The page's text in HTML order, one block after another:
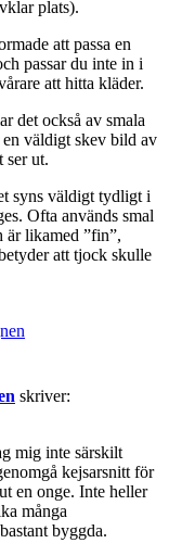
plats).
att passa en
passar du inte in i
att hitta kläder.
det också av smala
väldigt skev bild av
ser ut.
syns väldigt tydligt i
Ofta används smal
är likamed ”fin”,
att tjock skulle
skriver:
mig inte särskilt
kejsarsnitt för
en onge. Inte heller
många
byggda.